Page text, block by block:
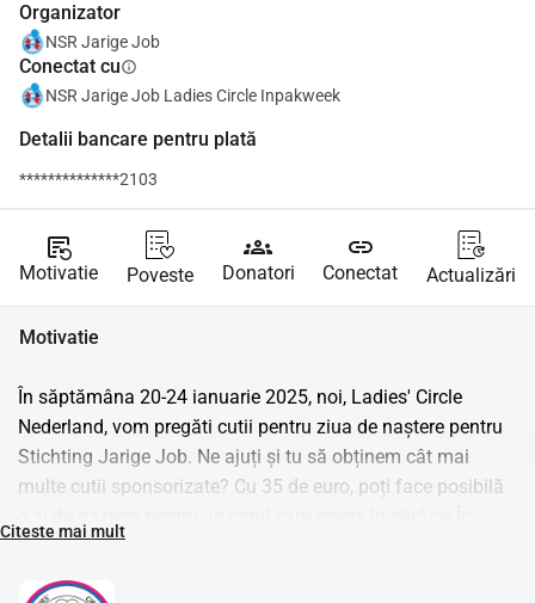
Organizator
NSR Jarige Job
Conectat cuinfo
NSR Jarige Job Ladies Circle Inpakweek
Detalii bancare pentru plată
**************2103
source_notes
Motivatie Poveste
groups
Donatori
link
Conectat Actualizări
Motivatie
În săptămâna 20-24 ianuarie 2025, noi, Ladies' Circle
Nederland, vom pregăti cutii pentru ziua de naștere pentru
Stichting Jarige Job. Ne ajuți și tu să obținem cât mai
multe cutii sponsorizate? Cu 35 de euro, poți face posibilă
Olanda, sunt peste 315.000 de copii care trăiesc sub limita
sărăciei. Asta înseamnă că 1 din 12 copii crește în sărăcie.
Citeste mai mult